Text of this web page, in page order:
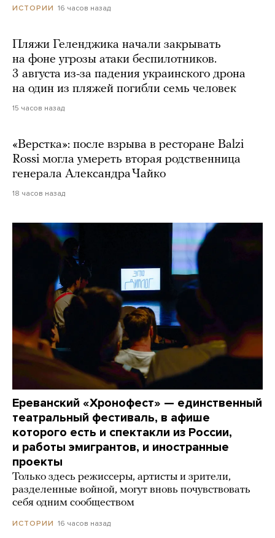
ИСТОРИИ 16 часов назад
Пляжи Геленджика начали закрывать
на фоне угрозы атаки беспилотников.
3 августа из-за падения украинского дрона
на один из пляжей погибли семь человек
15 часов назад
«Верстка»: после взрыва в ресторане Balzi
Rossi могла умереть вторая родственница
генерала Александра Чайко
18 часов назад
Ереванский «Хронофест» — единственный
театральный фестиваль, в афише
которого есть и спектакли из России,
и работы эмигрантов, и иностранные
проекты
Только здесь режиссеры, артисты и зрители,
разделенные войной, могут вновь почувствовать
себя одним сообществом
ИСТОРИИ 16 часов назад